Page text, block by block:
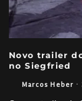
Novo trailer
no Siegfried
Marcos Heber ·